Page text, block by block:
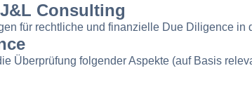
Consulting
für rechtliche und finanzielle Due Diligence in
Überprüfung folgender Aspekte (auf Basis